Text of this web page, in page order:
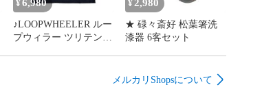
¥ 6,980
♪LOOPWHEELER ルー
プウィラー ツリテンジ
¥ 2,980
★ 碌々斎好 松葉箸洗
漆器 6客セット
メルカリShopsについて